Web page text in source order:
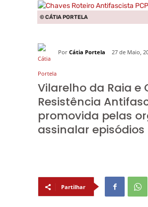
© CÁTIA PORTELA
Por Cátia Portela 27 de Maio,
Vilarelho da Raia e
Resistência
promovida pelas
assinalar
Partilhar